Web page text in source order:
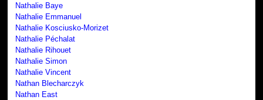
Nathalie Baye
Nathalie Emmanuel
Nathalie Kosciusko-Morizet
Nathalie Péchalat
Nathalie Rihouet
Nathalie Simon
Nathalie Vincent
Nathan Blecharczyk
Nathan East